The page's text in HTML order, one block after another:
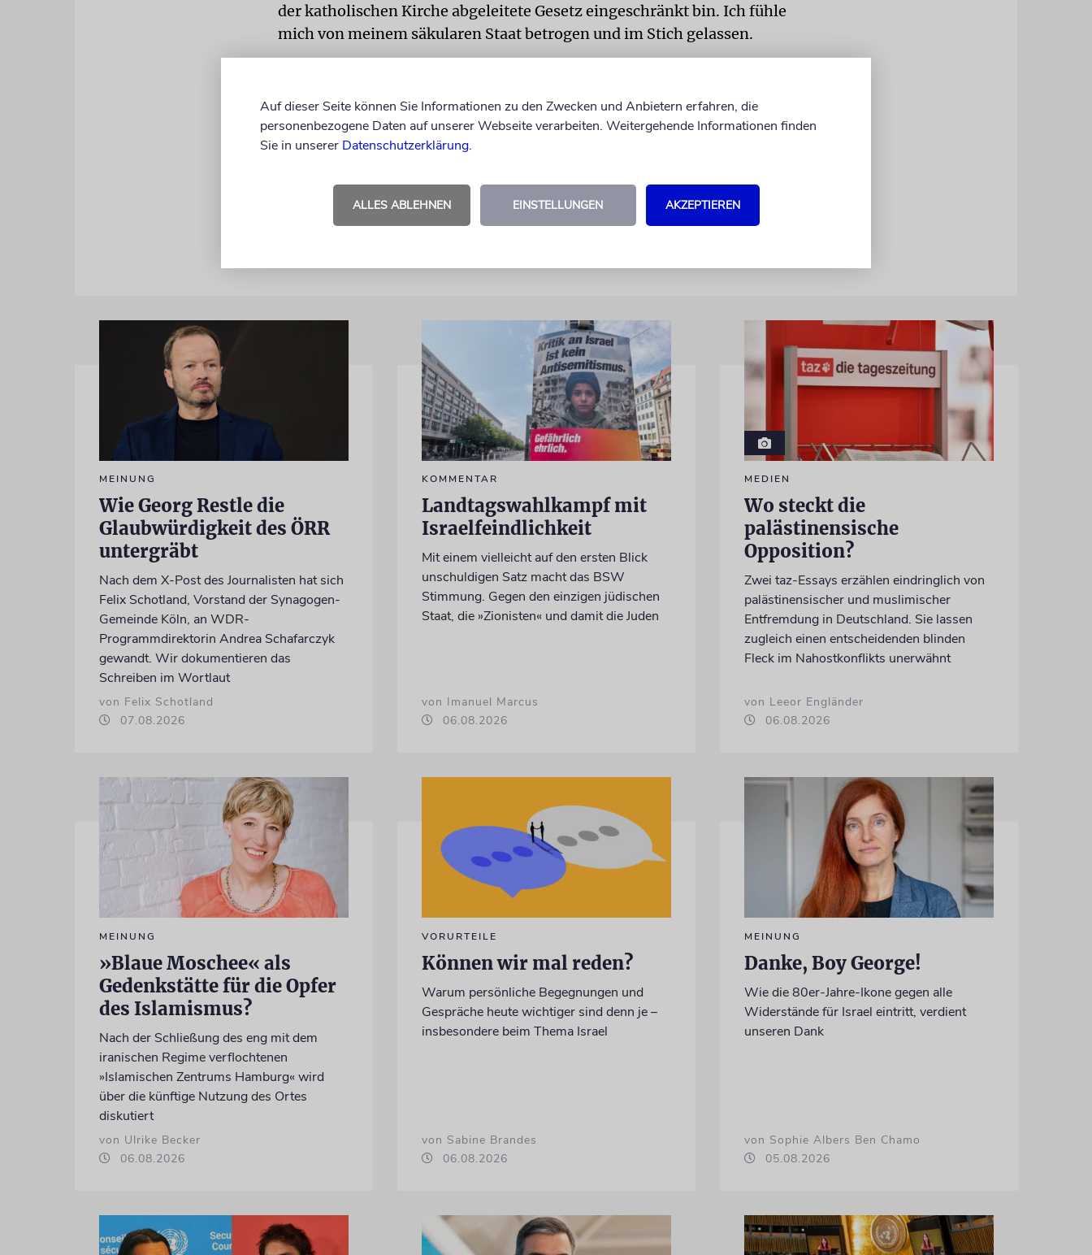
der katholischen Kirche abgeleitete Gesetz eingeschränkt bin. Ich fühle
mich von meinem säkularen Staat betrogen und im Stich gelassen.
Straßen Warschaus und Polens – für Wahlfreiheit und Selbstbestimmung.
Ohne patriarchalische Herrschaft.
MEINUNG
Wie Georg Restle die
Glaubwürdigkeit des ÖRR
untergräbt
Nach dem X-Post des Journalisten hat sich
Felix Schotland, Vorstand der Synagogen-
Gemeinde Köln, an WDR-
Programmdirektorin Andrea Schafarczyk
gewandt. Wir dokumentieren das
Schreiben im Wortlaut
von Felix Schotland
07.08.2026
KOMMENTAR
Landtagswahlkampf mit
Israelfeindlichkeit
Mit einem vielleicht auf den ersten Blick
unschuldigen Satz macht das BSW
Stimmung. Gegen den einzigen jüdischen
Staat, die »Zionisten« und damit die Juden
von Imanuel Marcus
06.08.2026
MEDIEN
Wo steckt die
palästinensische
Opposition?
Zwei taz-Essays erzählen eindringlich von
palästinensischer und muslimischer
Entfremdung in Deutschland. Sie lassen
zugleich einen entscheidenden blinden
Fleck im Nahostkonflikts unerwähnt
von Leeor Engländer
06.08.2026
MEINUNG
»Blaue Moschee« als
Gedenkstätte für die Opfer
des Islamismus?
Nach der Schließung des eng mit dem
iranischen Regime verflochtenen
»Islamischen Zentrums Hamburg« wird
über die künftige Nutzung des Ortes
diskutiert
von Ulrike Becker
06.08.2026
VORURTEILE
Können wir mal reden?
Warum persönliche Begegnungen und
Gespräche heute wichtiger sind denn je –
insbesondere beim Thema Israel
von Sabine Brandes
06.08.2026
MEINUNG
Danke, Boy George!
Wie die 80er-Jahre-Ikone gegen alle
Widerstände für Israel eintritt, verdient
unseren Dank
von Sophie Albers Ben Chamo
05.08.2026
Auf dieser Seite können Sie Informationen zu den Zwecken und Anbietern erfahren, die
personenbezogene Daten auf unserer Webseite verarbeiten. Weitergehende Informationen finden
Sie in unserer Datenschutzerklärung.
ALLES ABLEHNEN EINSTELLUNGEN AKZEPTIEREN